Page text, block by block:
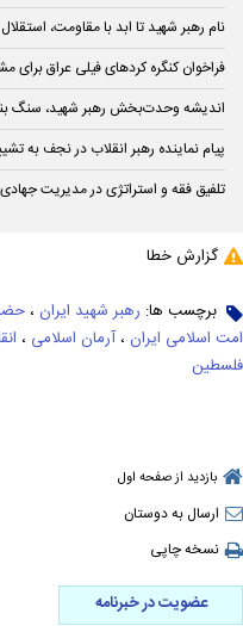
نام رهبر شهید تا ابد با مقاومت،
فراخوان کنگره کردهای فیلی عراق برای
اندیشه وحدت‌بخش رهبر شهید، سنگ
پیام نماینده رهبر انقلاب در نجف به
تلفیق فقه و استراتژی در مدیریت
گزارش خطا
برچسب ها: رهبر شهید ایران ،
امت اسلامی ایران ، آرمان اسلامی ،
فلسطین
بازدید از صفحه اول
ارسال به دوستان
نسخه چاپی
عضویت در خبرنامه